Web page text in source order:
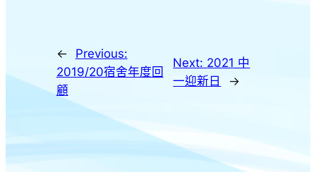
←
Previous:
2019/20宿舍年度回
顧
Next: 2021 中
一迎新日
→